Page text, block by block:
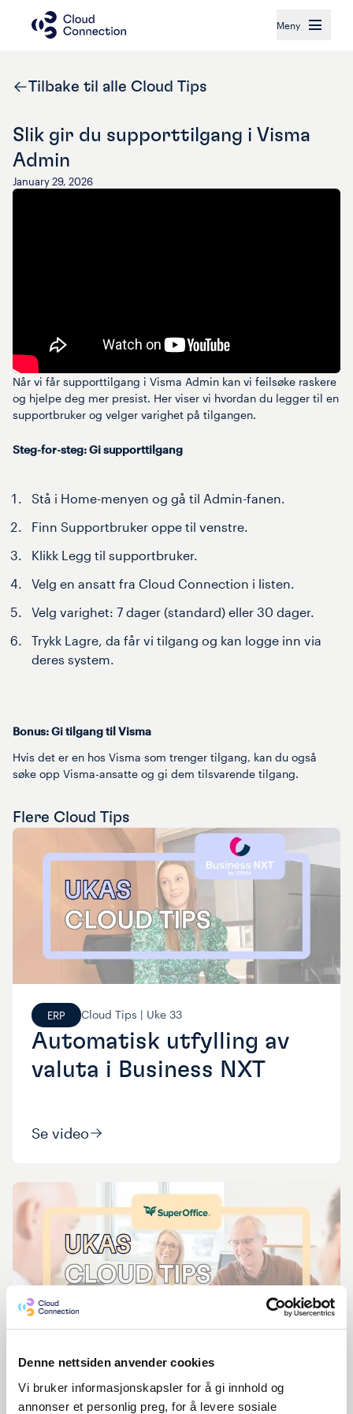
Denne nettsiden anvender cookies
Vi bruker informasjonskapsler for å gi innhold og
annonser et personlig preg, for å levere sosiale
Meny
Tilbake til alle Cloud Tips
Slik gir du supporttilgang i Visma
Admin
January 29, 2026
Når vi får supporttilgang i Visma Admin kan vi feilsøke raskere
og hjelpe deg mer presist. Her viser vi hvordan du legger til en
supportbruker og velger varighet på tilgangen.
Steg-for-steg: Gi supporttilgang
Stå i Home-menyen og gå til Admin-fanen.
Finn Supportbruker oppe til venstre.
Klikk Legg til supportbruker.
Velg en ansatt fra Cloud Connection i listen.
Velg varighet: 7 dager (standard) eller 30 dager.
Trykk Lagre, da får vi tilgang og kan logge inn via
deres system.
Bonus: Gi tilgang til Visma
Hvis det er en hos Visma som trenger tilgang, kan du også
søke opp Visma-ansatte og gi dem tilsvarende tilgang.
Flere Cloud Tips
ERP Cloud Tips | Uke 33
Automatisk utfylling av
valuta i Business NXT
Se video
Cloud Tips |Uke 32
GDPR og personvern i